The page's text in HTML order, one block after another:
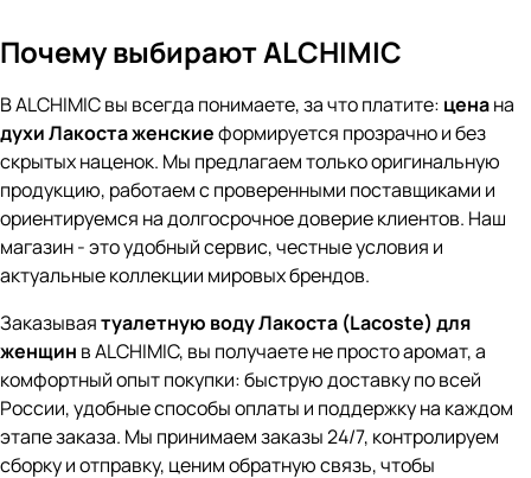
Почему выбирают ALCHIMIC
В ALCHIMIC вы всегда понимаете, за что платите: ценана
духи Лакоста женскиеформируется прозрачно и без
скрытых наценок. Мы предлагаем только оригинальную
продукцию, работаем с проверенными поставщиками и
ориентируемся на долгосрочное доверие клиентов. Наш
магазин - это удобный сервис, честные условия и
актуальные коллекции мировых брендов.
Заказываятуалетную воду Лакоста (Lacoste) для
женщин в ALCHIMIC, вы получаете не просто аромат, а
комфортный опыт покупки: быструю доставку по всей
России, удобные способы оплаты и поддержку на каждом
этапе заказа. Мы принимаем заказы 24/7, контролируем
сборку и отправку, ценим обратную связь, чтобы